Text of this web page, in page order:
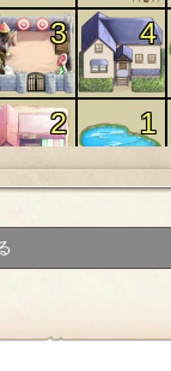
1
3 4
2